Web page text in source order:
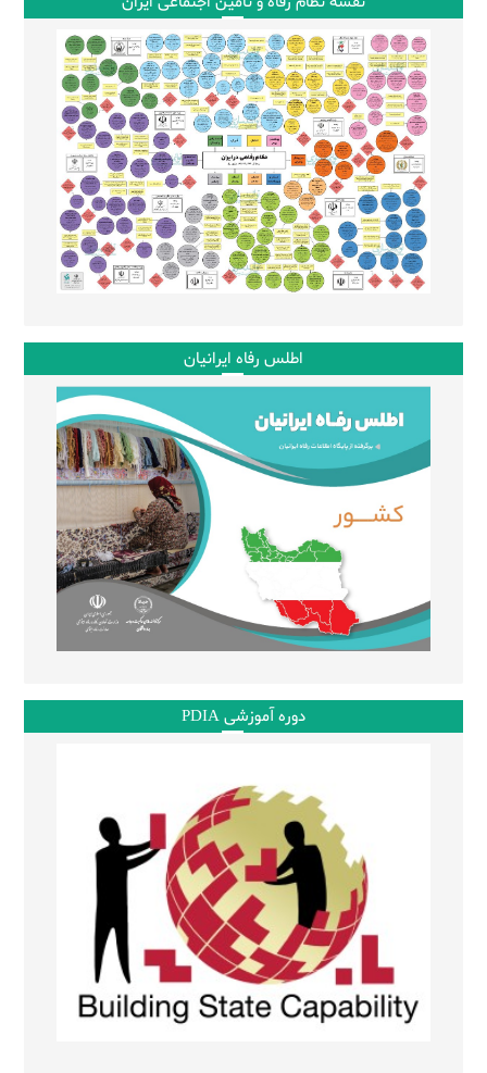
اطلس رفاه ایرانیان
دوره آموزشی PDIA